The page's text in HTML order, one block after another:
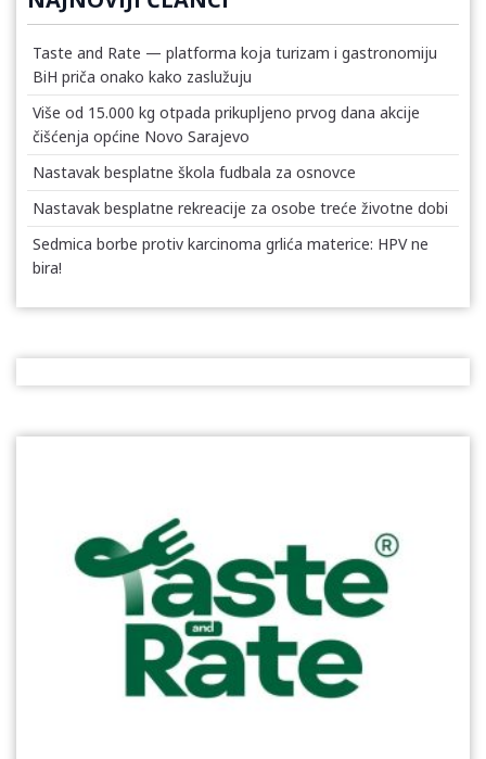
Taste and Rate — platforma koja turizam i gastronomiju
BiH priča onako kako zaslužuju
Više od 15.000 kg otpada prikupljeno prvog dana akcije
čišćenja općine Novo Sarajevo
Nastavak besplatne škola fudbala za osnovce
Nastavak besplatne rekreacije za osobe treće životne dobi
Sedmica borbe protiv karcinoma grlića materice: HPV ne
bira!